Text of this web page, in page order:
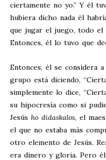
ciertamente no yo.” Y él
hubiera dicho nada él
que jugar el juego, todo el
Entonces, él lo tuvo que
Entonces, él se considera
grupo está diciendo,
simplemente lo dice,
su hipocresía como si
Jesús ho didaskalos, el
el que no estaba más
otro elemento de Jesús.
era dinero y gloria. Pero